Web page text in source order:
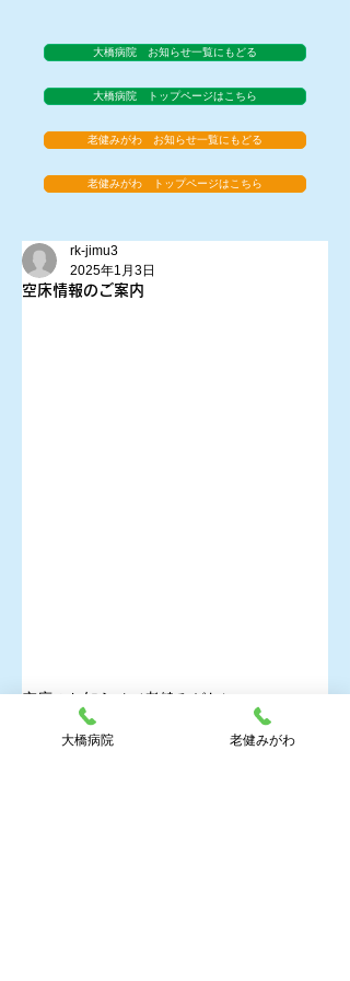
大橋病院 お知らせ一覧にもどる
大橋病院 トップページはこちら
老健みがわ お知らせ一覧にもどる
老健みがわ トップページはこちら
空床情報のご案内
rk-jimu3
2025年1月3日
空床のお知らせ（老健みがわ）
老健みがわ_お知らせ
大橋病院 老健みがわ